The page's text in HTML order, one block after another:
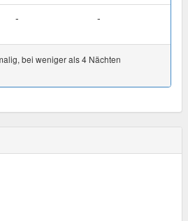
- -
bei weniger als 4 Nächten